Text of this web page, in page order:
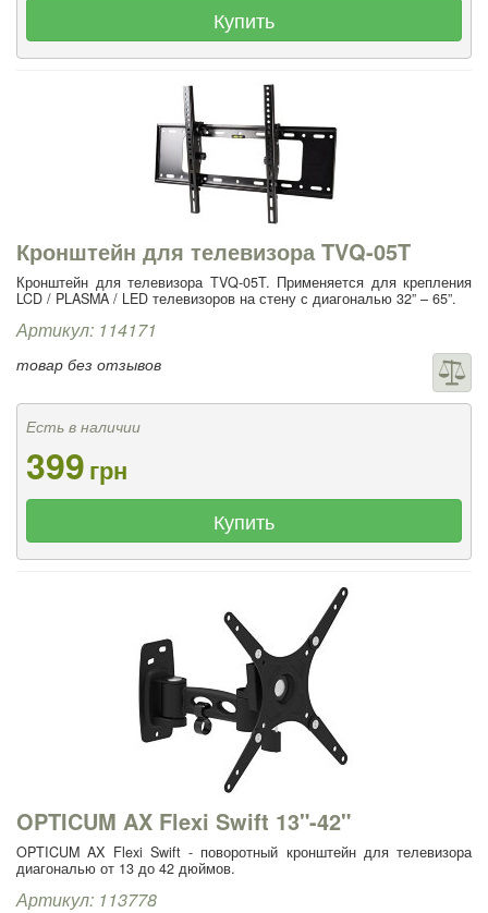
Купить
Кронштейн для телевизора TVQ-05T
Кронштейн для телевизора TVQ-05T. Применяется для крепления
LCD / PLASMA / LED телевизоров на стену с диагональю 32” – 65”.
Артикул: 114171
товар без отзывов
Есть в наличии
399грн
Купить
OPTICUM AX Flexi Swift 13"-42"
OPTICUM AX Flexi Swift - поворотный кронштейн для телевизора
диагональю от 13 до 42 дюймов.
Артикул: 113778